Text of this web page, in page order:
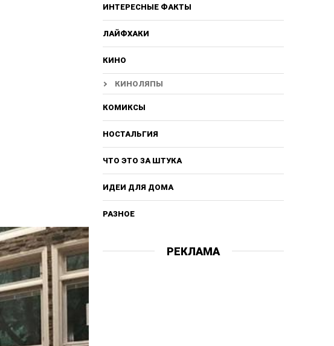
ИНТЕРЕСНЫЕ ФАКТЫ
ЛАЙФХАКИ
КИНО
КИНОЛЯПЫ
КОМИКСЫ
НОСТАЛЬГИЯ
ЧТО ЭТО ЗА ШТУКА
ИДЕИ ДЛЯ ДОМА
РАЗНОЕ
РЕКЛАМА